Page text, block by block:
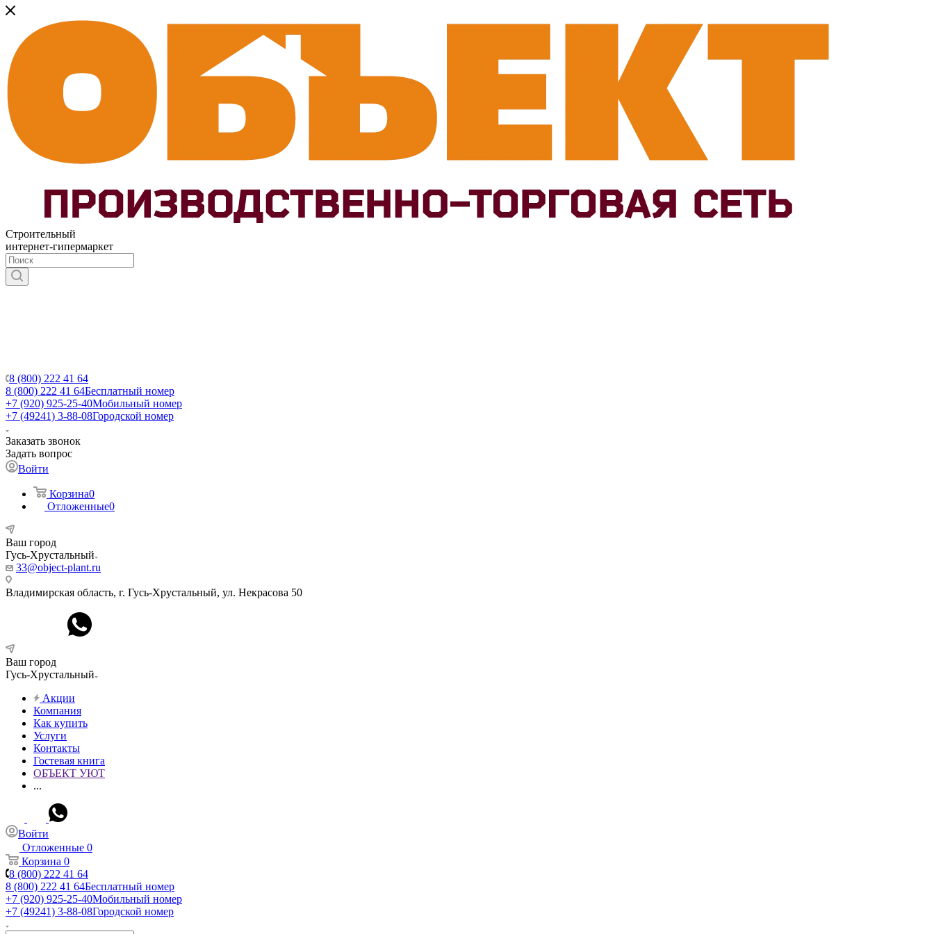
Строительный
интернет-гипермаркет
8 (800) 222 41 64
8 (800) 222 41 64Бесплатный номер
+7 (920) 925-25-40Мобильный номер
+7 (49241) 3-88-08Городской номер
Заказать звонок
Задать вопрос
Войти
Корзина0
Отложенные0
Ваш город
Гусь-Хрустальный
33@object-plant.ru
Владимирская область, г. Гусь-Хрустальный, ул. Некрасова 50
Ваш город
Гусь-Хрустальный
Акции
Компания
Как купить
Услуги
Контакты
Гостевая книга
ОБЪЕКТ УЮТ
...
Войти
Отложенные 0
Корзина 0
8 (800) 222 41 64
8 (800) 222 41 64Бесплатный номер
+7 (920) 925-25-40Мобильный номер
+7 (49241) 3-88-08Городской номер